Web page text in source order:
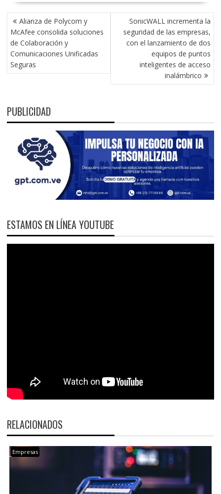
NAVEGACIÓN
DE
ENTRADAS
Alianza de Polycom y
McAfee consolida soluciones
de Colaboración y
Comunicaciones Unificadas
Seguras
SonicWALL incrementa la
seguridad de las empresas,
con el lanzamiento de dos
equipos de puntos
inteligentes de acceso
inalámbrico
PUBLICIDAD
ESTAMOS EN LÍNEA YOUTUBE
RELACIONADOS
Empresas